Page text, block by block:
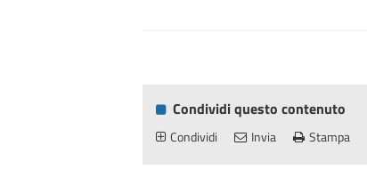
Condividi questo contenuto
Condividi Invia Stampa